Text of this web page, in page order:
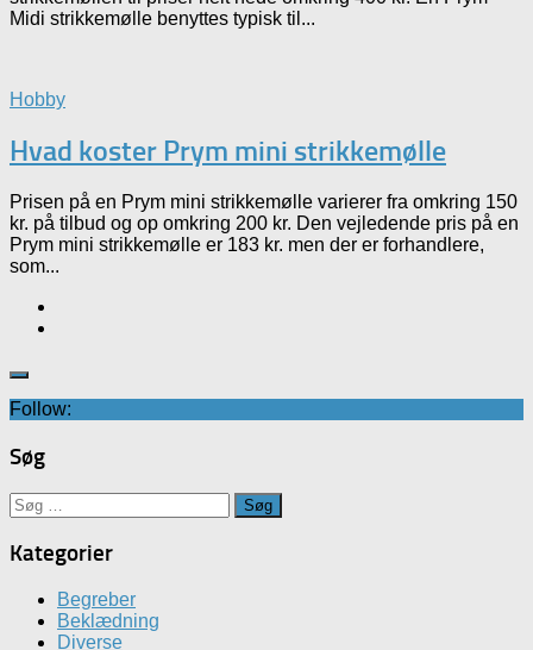
Midi strikkemølle benyttes typisk til...
Hobby
Hvad koster Prym mini strikkemølle
Prisen på en Prym mini strikkemølle varierer fra omkring 150
kr. på tilbud og op omkring 200 kr. Den vejledende pris på en
Prym mini strikkemølle er 183 kr. men der er forhandlere,
som...
Follow:
Søg
Søg
efter:
Kategorier
Begreber
Beklædning
Diverse